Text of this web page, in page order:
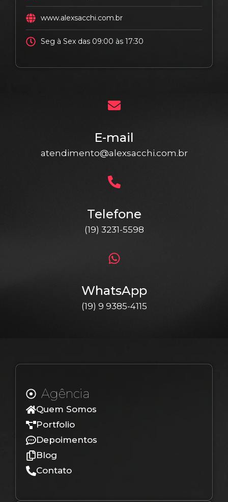
www.alexsacchi.com.br
Seg à Sex das 09:00 às 17:30
E-mail
atendimento@alexsacchi.com.br
Telefone
(19) 3231-5598
WhatsApp
(19) 9 9385-4115
Agência
Quem Somos
Portfolio
Depoimentos
Blog
Contato